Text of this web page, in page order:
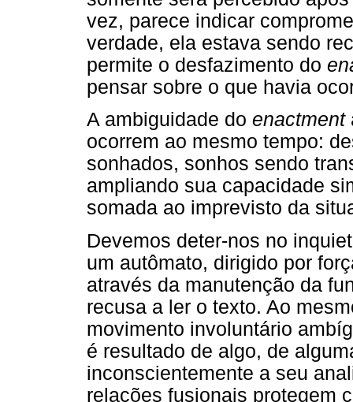
vez, parece indicar
verdade, ela estava sendo
permite o desfazimento do
pensar sobre o que havia
A ambiguidade do enactment
ocorrem ao mesmo tempo:
sonhados, sonhos sendo
ampliando sua capacidade
somada ao imprevisto da
Devemos deter-nos no
um autômato, dirigido por
através da manutenção da
recusa a ler o texto. Ao
movimento involuntário
é resultado de algo, de
inconscientemente a seu
relações fusionais protegem